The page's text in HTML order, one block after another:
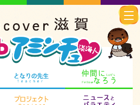
知られざる滋賀 となりの先生
まるまる地元ネタ プロジェクト